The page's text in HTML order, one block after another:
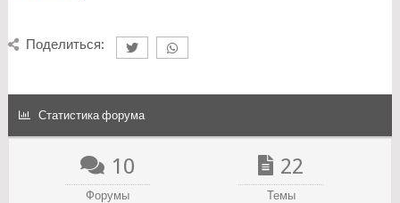
Поделиться:
Статистика форума
10
Форумы
22
Темы